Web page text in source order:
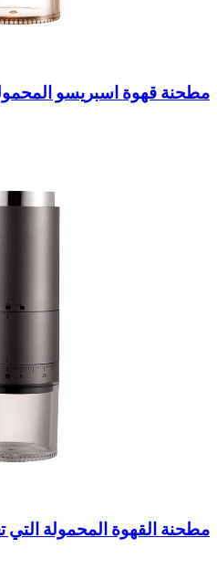
مطحنة قهوة اسبريسو
مطحنة القهوة المحمولة التي